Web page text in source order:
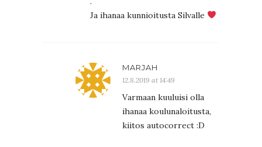
Ja ihanaa kunnioitusta Silvalle
MARJAH
12.8.2019 at 14:49
Varmaan kuuluisi olla
ihanaa koulunaloitusta,
kiitos autocorrect :D